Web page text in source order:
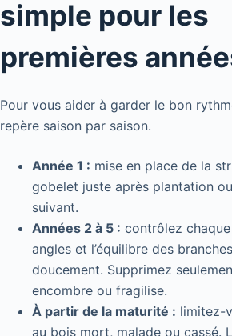
simple pour les
premières
Pour vous aider à garder le bon
repère saison par saison.
Année 1 : mise en place de la
gobelet juste après plantation
suivant.
Années 2 à 5 : contrôlez
angles et l’équilibre des
doucement. Supprimez
encombre ou fragilise.
À partir de la maturité : limitez-
au bois mort, malade ou cassé.